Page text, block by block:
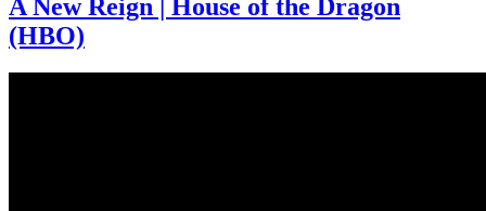
A New Reign | House of the Dragon
(HBO)